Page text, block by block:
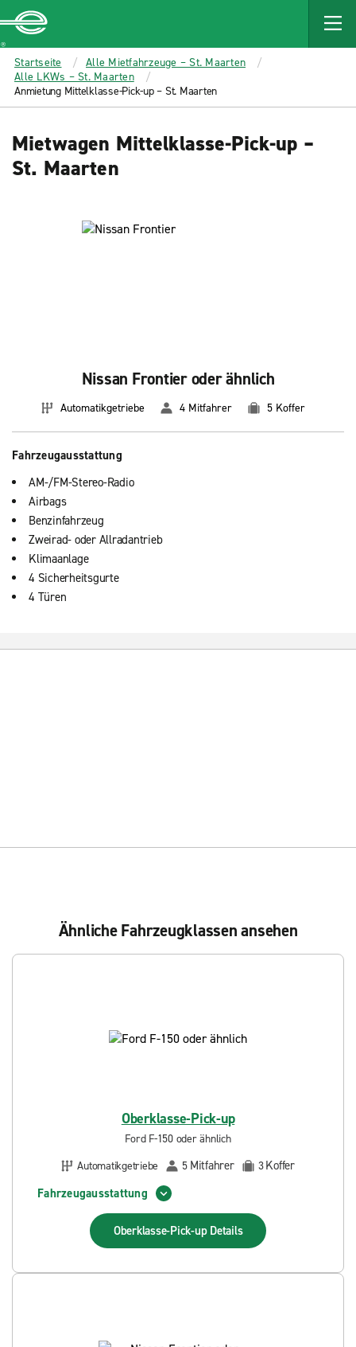
MAIN
CONTENT
Enterprise
Startseite
Alle Mietfahrzeuge – St. Maarten
Alle LKWs – St. Maarten
Anmietung Mittelklasse-Pick-up – St. Maarten
Mietwagen Mittelklasse-Pick-up –
St. Maarten
Nissan Frontier oder ähnlich
Automatikgetriebe 4 Mitfahrer 5 Koffer
Fahrzeugausstattung
AM-/FM-Stereo-Radio
Airbags
Benzinfahrzeug
Zweirad- oder Allradantrieb
Klimaanlage
4 Sicherheitsgurte
4 Türen
Ähnliche Fahrzeugklassen ansehen
Oberklasse-Pick-up
Ford F-150 oder ähnlich
Automatikgetriebe
5 Mitfahrer 3Koffer
Fahrzeugausstattung
Oberklasse-Pick-up Details